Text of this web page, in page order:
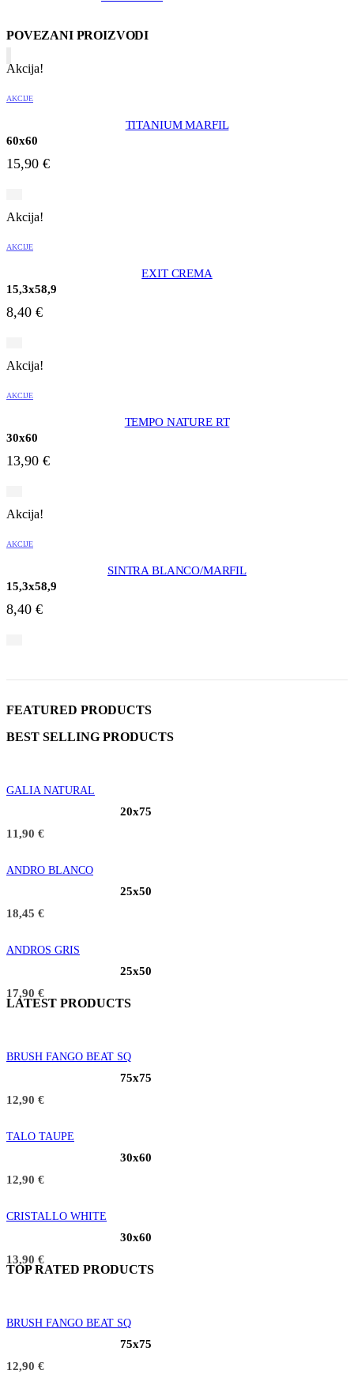
POVEZANI PROIZVODI
Akcija!
AKCIJE
TITANIUM MARFIL
60x60
15,90 €
Akcija!
AKCIJE
EXIT CREMA
15,3x58,9
8,40 €
Akcija!
AKCIJE
TEMPO NATURE RT
30x60
13,90 €
Akcija!
AKCIJE
SINTRA BLANCO/MARFIL
15,3x58,9
8,40 €
FEATURED PRODUCTS
BEST SELLING PRODUCTS
GALIA NATURAL
20x75
11,90 €
ANDRO BLANCO
25x50
18,45 €
ANDROS GRIS
25x50
17,90 €
LATEST PRODUCTS
BRUSH FANGO BEAT SQ
75x75
12,90 €
TALO TAUPE
30x60
12,90 €
CRISTALLO WHITE
30x60
13,90 €
TOP RATED PRODUCTS
BRUSH FANGO BEAT SQ
75x75
12,90 €